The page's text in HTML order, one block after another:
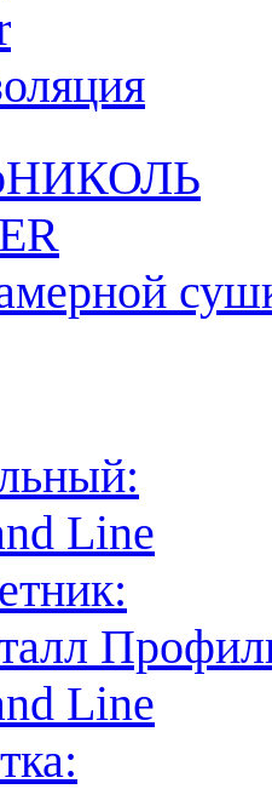
Line
Line